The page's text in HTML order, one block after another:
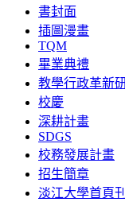
書封面
插圖漫畫
TQM
畢業典禮
教學行政革新
校慶
深耕計畫
SDGS
校務發展計畫
招生簡章
淡江大學首頁